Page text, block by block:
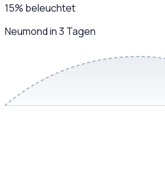
15% beleuchtet
Neumond in 3 Tagen